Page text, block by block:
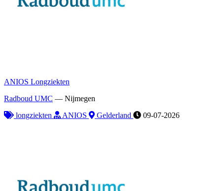
ANIOS Longziekten
Radboud UMC — Nijmegen
longziekten
ANIOS Gelderland 09-07-2026